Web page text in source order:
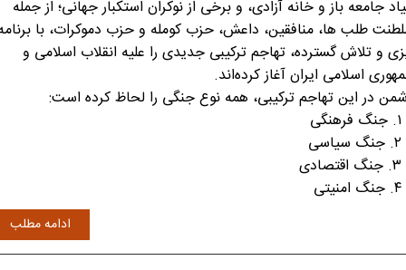
جامعه باز و خانه آزادی، و برخی از نوکران استکبار جهانی؛ از جمله
طلب ها، منافقین، داعش، حزب کومله و حزب دموکرات، با
و تلاش گسترده، تهاجم ترکیبی جدیدی را علیه انقلاب اسلامی و
اسلامی ایران آغاز کرده‌اند.
در این تهاجم ترکیبی، همه نوع جنگی را لحاظ کرده است:
ادامه مطلب